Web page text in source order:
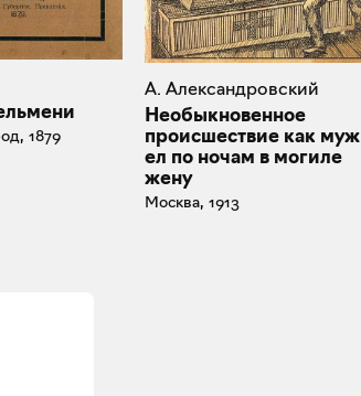
1879
А. Александровский
Необыкновенное
происшествие как муж
ел по ночам в могиле
жену
Москва, 1913